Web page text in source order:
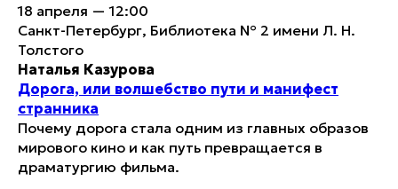
18 апреля — 12:00
Санкт-Петербург, Библиотека № 2 имени Л. Н.
Толстого
Наталья Казурова
Дорога, или волшебство пути и манифест
странника
Почему дорога стала одним из главных образов
мирового кино и как путь превращается в
драматургию фильма.